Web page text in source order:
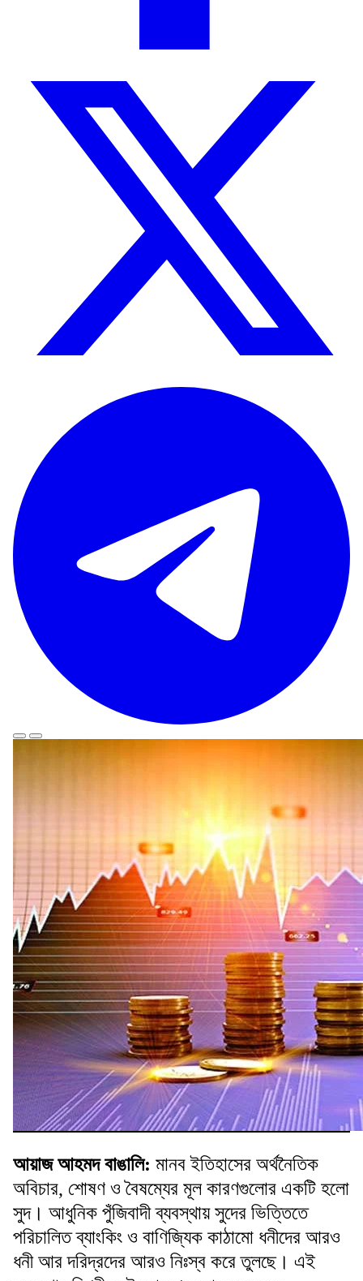
আয়াজ আহমদ বাঙালি: মানব ইতিহাসের অর্থনৈতিক
অবিচার, শোষণ ও বৈষম্যের মূল কারণগুলোর একটি হলো
সুদ। আধুনিক পুঁজিবাদী ব্যবস্থায় সুদের ভিত্তিতে
পরিচালিত ব্যাংকিং ও বাণিজ্যিক কাঠামো ধনীদের আরও
ধনী আর দরিদ্রদের আরও নিঃস্ব করে তুলছে। এই